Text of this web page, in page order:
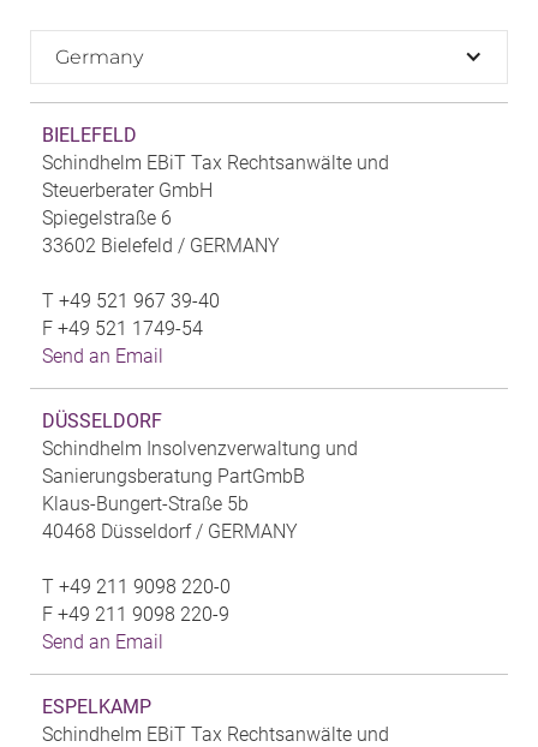
Germany
BIELEFELD
Schindhelm EBiT Tax Rechtsanwälte und
Steuerberater GmbH
Spiegelstraße 6
33602 Bielefeld / GERMANY
T +49 521 967 39-40
F +49 521 1749-54
Send an Email
DÜSSELDORF
Schindhelm Insolvenzverwaltung und
Sanierungsberatung PartGmbB
Klaus-Bungert-Straße 5b
40468 Düsseldorf / GERMANY
T +49 211 9098 220-0
F +49 211 9098 220-9
Send an Email
ESPELKAMP
Schindhelm EBiT Tax Rechtsanwälte und